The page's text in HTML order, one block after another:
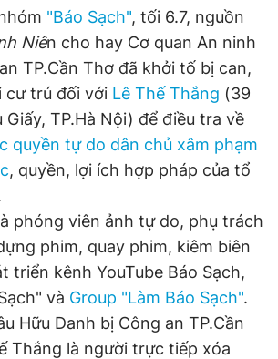
Bạn cần biết
Liên hệ quảng cáo
trên điện thoại
"Báo Sạch", tối 6.7, nguồn
Niên cho hay Cơ quan An ninh
TP.Cần Thơ đã khởi tố bị can,
cư trú đối với Lê Thế Thắng (39
Giấy, TP.Hà Nội) để điều tra về
quyền tự do dân chủ xâm phạm
, quyền, lợi ích hợp pháp của tổ
phóng viên ảnh tự do, phụ trách
phim, quay phim, kiêm biên
triển kênh YouTube Báo Sạch,
và Group "Làm Báo Sạch".
Hữu Danh bị Công an TP.Cần
Thắng là người trực tiếp xóa